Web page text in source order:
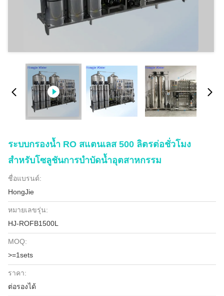
ระบบกรองน้ำ RO สแตนเลส 500 ลิตรต่อชั่วโมง
สำหรับโซลูชันการบำบัดน้ำอุตสาหกรรม
ชื่อแบรนด์:
HongJie
หมายเลขรุ่น:
HJ-ROFB1500L
MOQ:
>=1sets
ราคา:
ต่อรองได้